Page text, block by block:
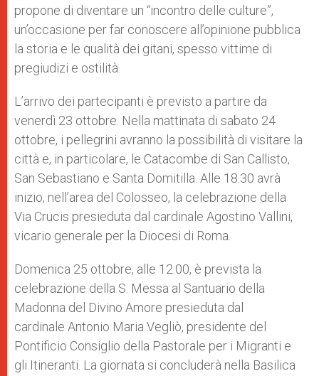
propone di diventare un “incontro delle culture”,
un’occasione per far conoscere all’opinione pubblica
la storia e le qualità dei gitani, spesso vittime di
pregiudizi e ostilità.
L’arrivo dei partecipanti è previsto a partire da
venerdì 23 ottobre. Nella mattinata di sabato 24
ottobre, i pellegrini avranno la possibilità di visitare la
città e, in particolare, le Catacombe di San Callisto,
San Sebastiano e Santa Domitilla. Alle 18.30 avrà
inizio, nell’area del Colosseo, la celebrazione della
Via Crucis presieduta dal cardinale Agostino Vallini,
vicario generale per la Diocesi di Roma.
Domenica 25 ottobre, alle 12.00, è prevista la
celebrazione della S. Messa al Santuario della
Madonna del Divino Amore presieduta dal
cardinale Antonio Maria Vegliò, presidente del
Pontificio Consiglio della Pastorale per i Migranti e
gli Itineranti. La giornata si concluderà nella Basilica